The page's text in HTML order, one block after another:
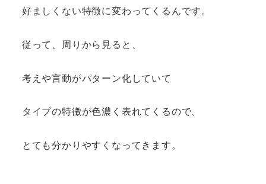
好ましくない特徴に変わってくるんです。
従って、周りから見ると、
考えや言動がパターン化していて
タイプの特徴が色濃く表れてくるので、
とても分かりやすくなってきます。